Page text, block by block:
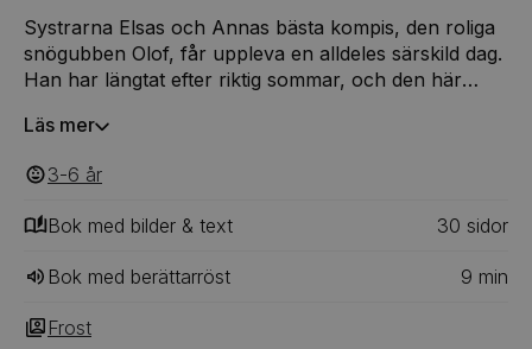
Systrarna Elsas och Annas bästa kompis, den roliga
snögubben Olof, får uppleva en alldeles särskild dag.
Han har längtat efter riktig sommar, och den här
Olof ska få en perfekt dag och tar honom med på ett
sand och hav, och så dukar systrarna upp en härlig
picknick.
Läs mer
3-6 ‎‎ år
Bok med bilder & text 30 ‎‎ sidor
Bok med berättarröst 9 min
Frost